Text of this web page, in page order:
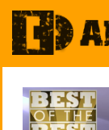
Aller
au
contenu